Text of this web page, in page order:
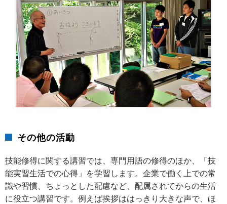
その他の活動
技能修得に関する講習では、専門用語の修得のほか、「技
能実習生活での心得」を学習します。企業で働く上での常
識や習慣、ちょっとした配慮など、配属されてからの生活
に役立つ講習です。例えば挨拶ははっきり大きな声で、ほ